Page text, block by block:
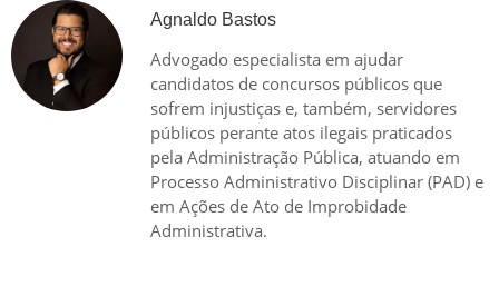
Agnaldo Bastos
Advogado especialista em ajudar
candidatos de concursos públicos que
sofrem injustiças e, também, servidores
públicos perante atos ilegais praticados
pela Administração Pública, atuando em
Processo Administrativo Disciplinar (PAD) e
em Ações de Ato de Improbidade
Administrativa.